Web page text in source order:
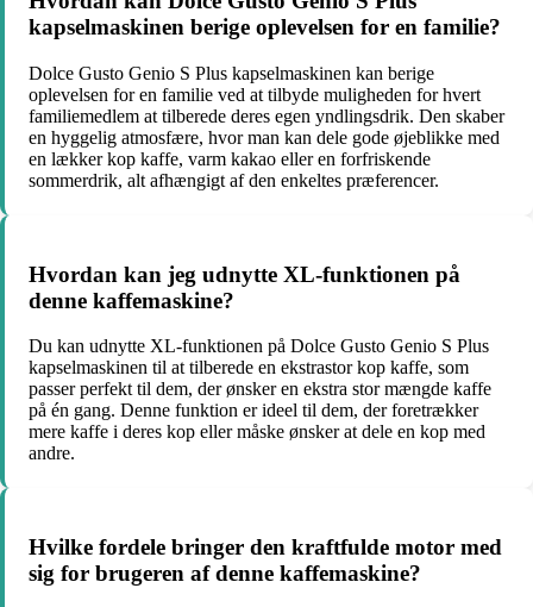
kapselmaskinen berige oplevelsen for en familie?
Dolce Gusto Genio S Plus kapselmaskinen kan berige
oplevelsen for en familie ved at tilbyde muligheden for hvert
familiemedlem at tilberede deres egen yndlingsdrik. Den skaber
en hyggelig atmosfære, hvor man kan dele gode øjeblikke med
en lækker kop kaffe, varm kakao eller en forfriskende
sommerdrik, alt afhængigt af den enkeltes præferencer.
Hvordan kan jeg udnytte XL-funktionen på
denne kaffemaskine?
Du kan udnytte XL-funktionen på Dolce Gusto Genio S Plus
kapselmaskinen til at tilberede en ekstrastor kop kaffe, som
passer perfekt til dem, der ønsker en ekstra stor mængde kaffe
på én gang. Denne funktion er ideel til dem, der foretrækker
mere kaffe i deres kop eller måske ønsker at dele en kop med
andre.
Hvilke fordele bringer den kraftfulde motor med
sig for brugeren af denne kaffemaskine?